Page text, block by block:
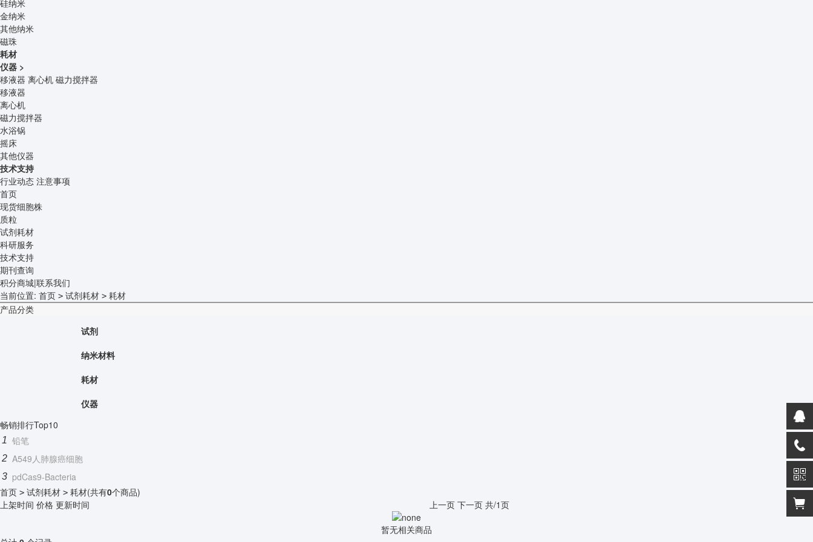
硅纳米
金纳米
其他纳米
磁珠
耗材
仪器 >
移液器 离心机 磁力搅拌器
移液器
离心机
磁力搅拌器
水浴锅
摇床
其他仪器
技术支持
行业动态 注意事项
首页
现货细胞株
质粒
试剂耗材
科研服务
技术支持
期刊查询
积分商城|联系我们
当前位置: 首页 > 试剂耗材 > 耗材
产品分类
试剂
纳米材料
耗材
仪器
畅销排行Top10
1 铅笔
2 A549人肺腺癌细胞
3 pdCas9-Bacteria
首页 > 试剂耗材 > 耗材(共有0个商品)
上架时间 价格 更新时间 上一页 下一页 共/1页
暂无相关商品